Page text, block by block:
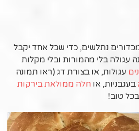
נתלשים, כדי שכל אחד יקבל
עגולה בלי מהמורות ובלי מקלות
עגולות, או בצורת דג (ראו תמונה
בעגבניות, או חלה ממולאת בירקות
טוב!